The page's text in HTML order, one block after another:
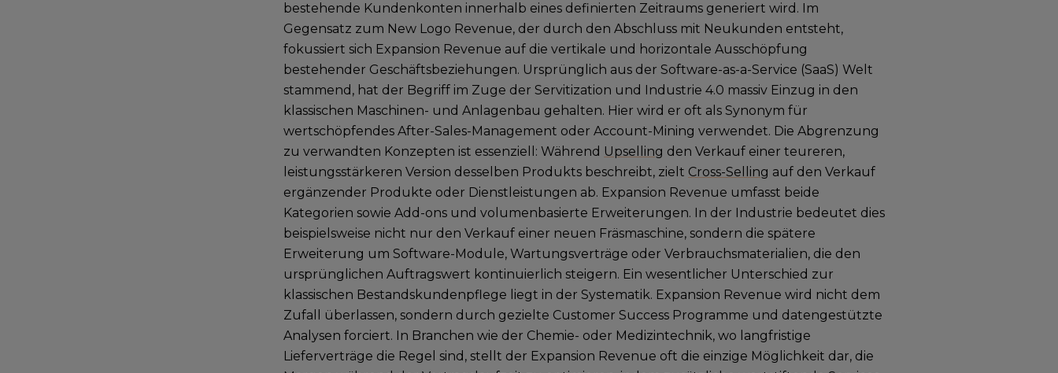
bestehende Kundenkonten innerhalb eines definierten Zeitraums generiert wird. Im
Gegensatz zum New Logo Revenue, der durch den Abschluss mit Neukunden entsteht,
fokussiert sich Expansion Revenue auf die vertikale und horizontale Ausschöpfung
bestehender Geschäftsbeziehungen. Ursprünglich aus der Software-as-a-Service (SaaS) Welt
stammend, hat der Begriff im Zuge der Servitization und Industrie 4.0 massiv Einzug in den
klassischen Maschinen- und Anlagenbau gehalten. Hier wird er oft als Synonym für
wertschöpfendes After-Sales-Management oder Account-Mining verwendet. Die Abgrenzung
zu verwandten Konzepten ist essenziell: Während Upselling den Verkauf einer teureren,
leistungsstärkeren Version desselben Produkts beschreibt, zielt Cross-Selling auf den Verkauf
ergänzender Produkte oder Dienstleistungen ab. Expansion Revenue umfasst beide
Kategorien sowie Add-ons und volumenbasierte Erweiterungen. In der Industrie bedeutet dies
beispielsweise nicht nur den Verkauf einer neuen Fräsmaschine, sondern die spätere
Erweiterung um Software-Module, Wartungsverträge oder Verbrauchsmaterialien, die den
ursprünglichen Auftragswert kontinuierlich steigern. Ein wesentlicher Unterschied zur
klassischen Bestandskundenpflege liegt in der Systematik. Expansion Revenue wird nicht dem
Zufall überlassen, sondern durch gezielte Customer Success Programme und datengestützte
Analysen forciert. In Branchen wie der Chemie- oder Medizintechnik, wo langfristige
Lieferverträge die Regel sind, stellt der Expansion Revenue oft die einzige Möglichkeit dar, die